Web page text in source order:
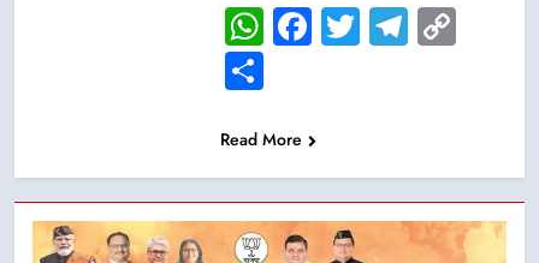
WhatsApp
Facebook
Twitter
Share
Read More